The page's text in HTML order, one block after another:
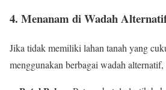
4. Menanam di Wadah
Jika tidak memiliki lahan tanah yang
menggunakan berbagai wadah alternatif,